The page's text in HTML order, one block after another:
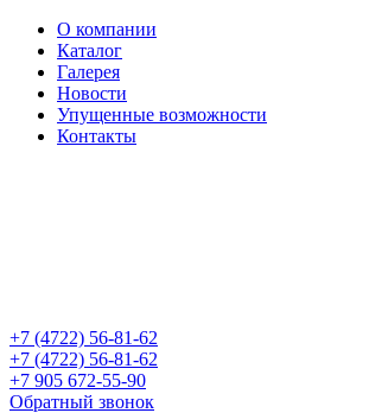
О компании
Каталог
Галерея
Новости
Упущенные возможности
Контакты
+7 (4722) 56-81-62
+7 (4722) 56-81-62
+7 905 672-55-90
Обратный звонок